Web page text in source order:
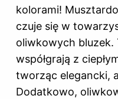
kolorami!
czuje się w
oliwkowych bluzek.
współgrają z
tworząc elegancki,
Dodatkowo,